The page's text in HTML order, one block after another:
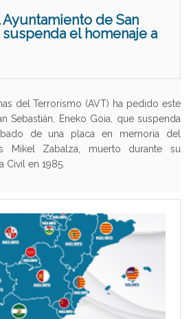
de San
el homenaje a
del Terrorismo (AVT) ha pedido este
Sebastián, Eneko Goia, que suspenda
de una placa en memoria del
Mikel Zabalza, muerto durante su
Civil en 1985.